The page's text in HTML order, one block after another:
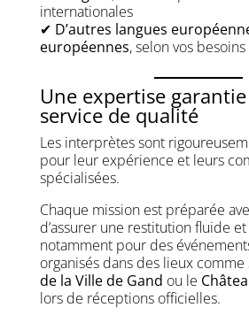
internationales
✔ D’autres langues
européennes, selon vos besoins
Une expertise
service de qualité
Les interprètes sont
pour leur expérience et leurs
spécialisées.
Chaque mission est préparée
d’assurer une restitution fluide
notamment pour des
organisés dans des lieux comme
de la Ville de Gand ou le
lors de réceptions officielles.